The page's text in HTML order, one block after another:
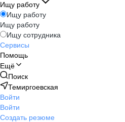
Ищу работу
Ищу работу
Ищу работу
Ищу сотрудника
Сервисы
Помощь
Ещё
Поиск
Темиргоевская
Войти
Войти
Создать резюме